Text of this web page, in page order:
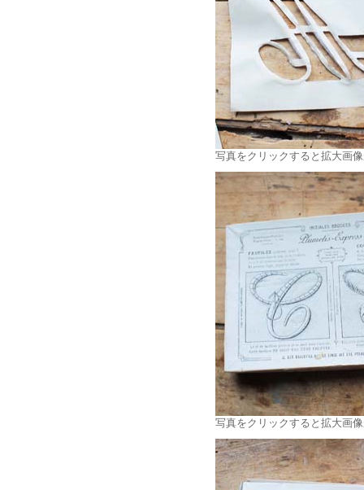
写真をクリックすると拡大画
写真をクリックすると拡大画